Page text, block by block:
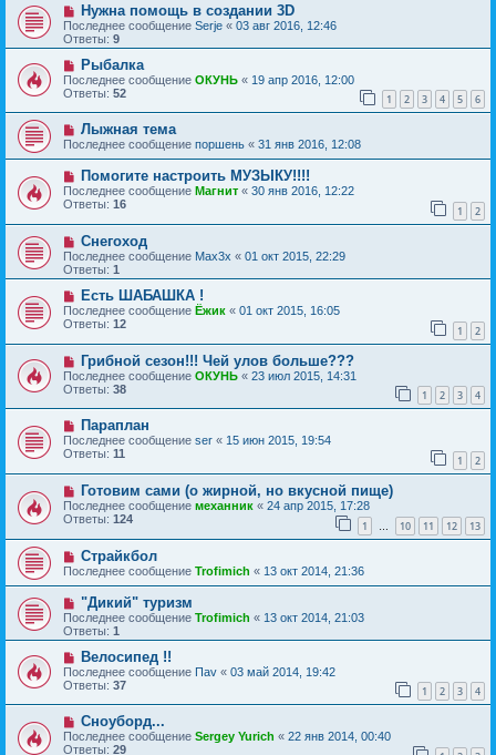
Нужна помощь в создании 3D
Последнее сообщение Serje « 03 авг 2016, 12:46
Ответы: 9
Рыбалка
Последнее сообщение ОКУНЬ « 19 апр 2016, 12:00
Ответы: 52 1 2 3 4 5 6
Лыжная тема
Последнее сообщение поршень « 31 янв 2016, 12:08
Помогите настроить МУЗЫКУ!!!!
Последнее сообщение Магнит « 30 янв 2016, 12:22
Ответы: 16 1 2
Снегоход
Последнее сообщение Max3x « 01 окт 2015, 22:29
Ответы: 1
Есть ШАБАШКА !
Последнее сообщение Ёжик « 01 окт 2015, 16:05
Ответы: 12 1 2
Грибной сезон!!! Чей улов больше???
Последнее сообщение ОКУНЬ « 23 июл 2015, 14:31
Ответы: 38 1 2 3 4
Параплан
Последнее сообщение ser « 15 июн 2015, 19:54
Ответы: 11 1 2
Готовим сами (о жирной, но вкусной пище)
Последнее сообщение механник « 24 апр 2015, 17:28
Ответы: 124 1 … 10 11 12 13
Страйкбол
Последнее сообщение Trofimich « 13 окт 2014, 21:36
"Дикий" туризм
Последнее сообщение Trofimich « 13 окт 2014, 21:03
Ответы: 1
Велосипед !!
Последнее сообщение Пav « 03 май 2014, 19:42
Ответы: 37 1 2 3 4
Сноуборд...
Последнее сообщение Sergey Yurich « 22 янв 2014, 00:40
Ответы: 29